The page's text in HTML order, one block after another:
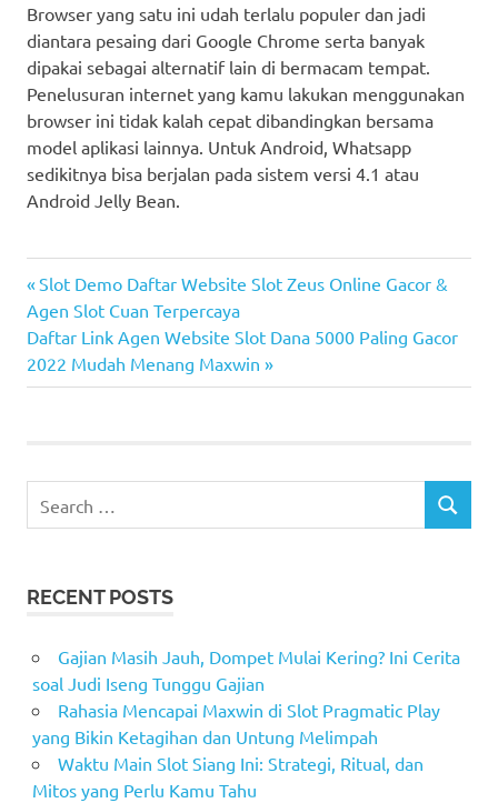
Browser yang satu ini udah terlalu populer dan jadi
diantara pesaing dari Google Chrome serta banyak
dipakai sebagai alternatif lain di bermacam tempat.
Penelusuran internet yang kamu lakukan menggunakan
browser ini tidak kalah cepat dibandingkan bersama
model aplikasi lainnya. Untuk Android, Whatsapp
sedikitnya bisa berjalan pada sistem versi 4.1 atau
Android Jelly Bean.
blokir
iphone
lawas
Post
navigation
Previous
Post:
Slot Demo Daftar Website Slot Zeus Online Gacor &
Agen Slot Cuan Terpercaya
Next
Post:
Daftar Link Agen Website Slot Dana 5000 Paling Gacor
2022 Mudah Menang Maxwin
for:
SEARCH
RECENT POSTS
Gajian Masih Jauh, Dompet Mulai Kering? Ini Cerita
soal Judi Iseng Tunggu Gajian
Rahasia Mencapai Maxwin di Slot Pragmatic Play
yang Bikin Ketagihan dan Untung Melimpah
Waktu Main Slot Siang Ini: Strategi, Ritual, dan
Mitos yang Perlu Kamu Tahu